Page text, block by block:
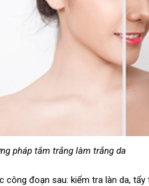
pháp tắm trắng làm trắng da
đoạn sau: kiểm tra làn da,